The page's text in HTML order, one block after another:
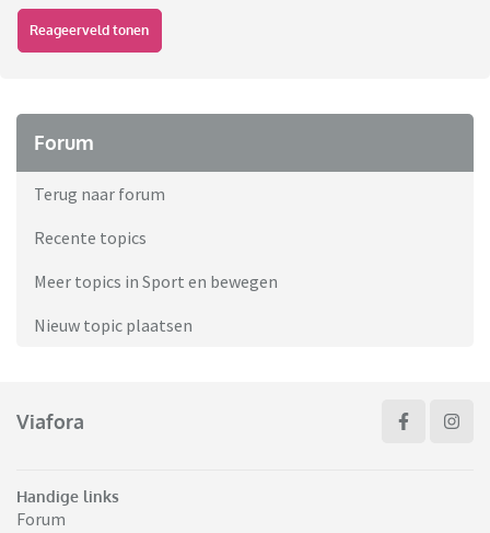
Reageerveld tonen
Forum
Terug naar forum
Recente topics
Meer topics in Sport en bewegen
Nieuw topic plaatsen
Viafora
Handige links
Forum